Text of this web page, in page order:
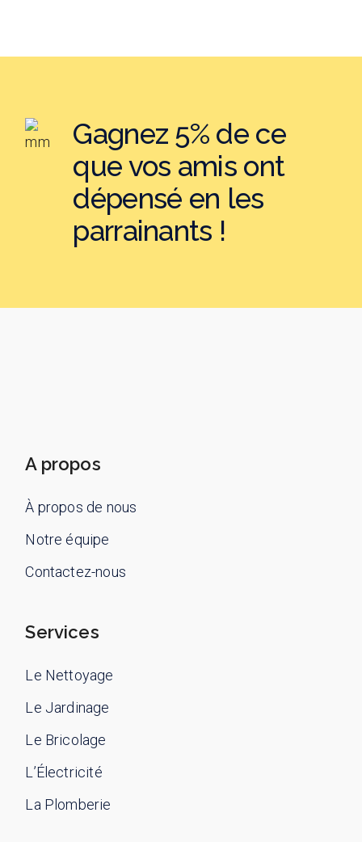
Gagnez 5% de ce
que vos amis ont
dépensé en les
parrainants !
A propos
À propos de nous
Notre équipe
Contactez-nous
Services
Le Nettoyage
Le Jardinage
Le Bricolage
L’Électricité
La Plomberie